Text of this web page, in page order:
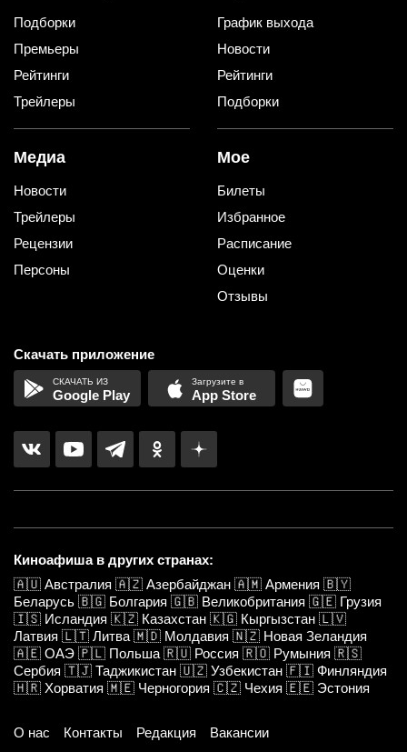
Подборки
Премьеры
Рейтинги
Трейлеры
График выхода
Новости
Рейтинги
Подборки
Медиа
Новости
Трейлеры
Рецензии
Персоны
Мое
Билеты
Избранное
Расписание
Оценки
Отзывы
Скачать приложение
Google Play App Store
Киноафиша в других странах:
🇦🇺 Австралия 🇦🇿 Азербайджан 🇦🇲 Армения 🇧🇾
Беларусь 🇧🇬 Болгария 🇬🇧 Великобритания 🇬🇪 Грузия
🇮🇸 Исландия 🇰🇿 Казахстан 🇰🇬 Кыргызстан 🇱🇻
Латвия 🇱🇹 Литва 🇲🇩 Молдавия 🇳🇿 Новая Зеландия
🇦🇪 ОАЭ 🇵🇱 Польша 🇷🇺 Россия 🇷🇴 Румыния 🇷🇸
Сербия 🇹🇯 Таджикистан 🇺🇿 Узбекистан 🇫🇮 Финляндия
🇭🇷 Хорватия 🇲🇪 Черногория 🇨🇿 Чехия 🇪🇪 Эстония
О нас Контакты Редакция
Вакансии